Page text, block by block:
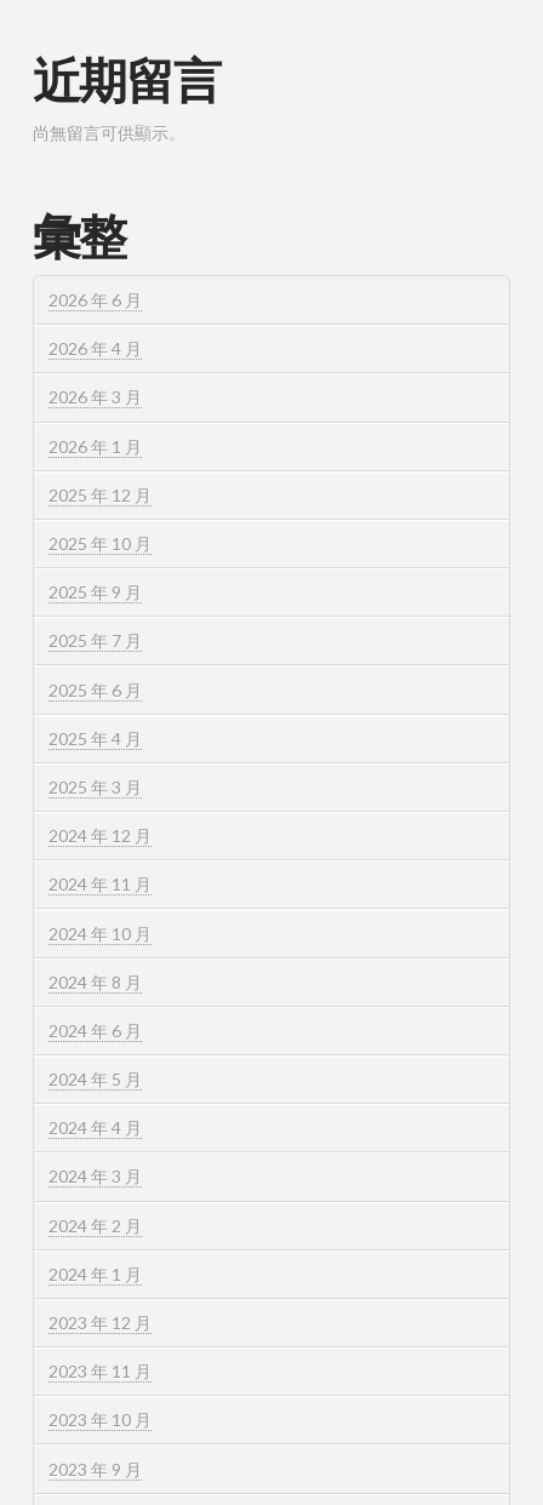
近期留言
尚無留言可供顯示。
彙整
2026 年 6 月
2026 年 4 月
2026 年 3 月
2026 年 1 月
2025 年 12 月
2025 年 10 月
2025 年 9 月
2025 年 7 月
2025 年 6 月
2025 年 4 月
2025 年 3 月
2024 年 12 月
2024 年 11 月
2024 年 10 月
2024 年 8 月
2024 年 6 月
2024 年 5 月
2024 年 4 月
2024 年 3 月
2024 年 2 月
2024 年 1 月
2023 年 12 月
2023 年 11 月
2023 年 10 月
2023 年 9 月